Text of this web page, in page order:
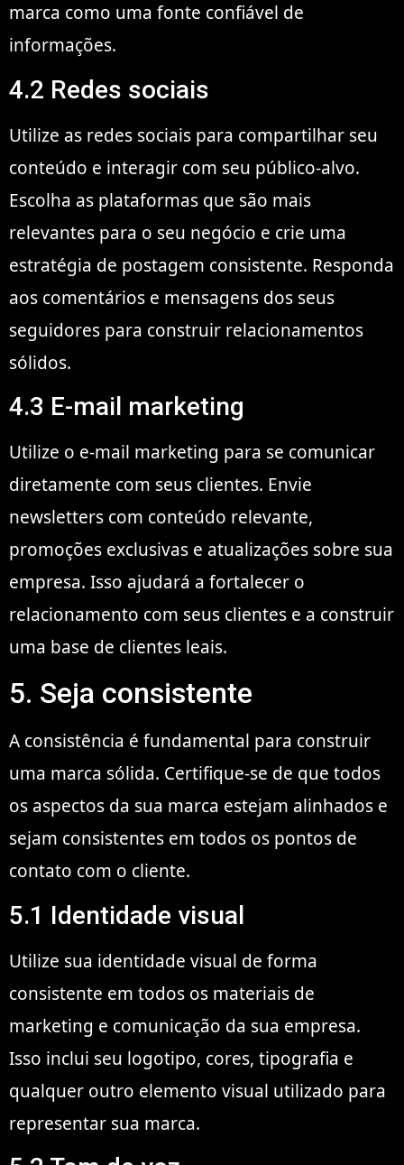
marca como uma fonte confiável de
informações.
4.2 Redes sociais
Utilize as redes sociais para compartilhar seu
conteúdo e interagir com seu público-alvo.
Escolha as plataformas que são mais
relevantes para o seu negócio e crie uma
estratégia de postagem consistente. Responda
aos comentários e mensagens dos seus
seguidores para construir relacionamentos
sólidos.
4.3 E-mail marketing
Utilize o e-mail marketing para se comunicar
diretamente com seus clientes. Envie
newsletters com conteúdo relevante,
promoções exclusivas e atualizações sobre sua
empresa. Isso ajudará a fortalecer o
relacionamento com seus clientes e a construir
uma base de clientes leais.
5. Seja consistente
A consistência é fundamental para construir
uma marca sólida. Certifique-se de que todos
os aspectos da sua marca estejam alinhados e
sejam consistentes em todos os pontos de
contato com o cliente.
5.1 Identidade visual
Utilize sua identidade visual de forma
consistente em todos os materiais de
marketing e comunicação da sua empresa.
Isso inclui seu logotipo, cores, tipografia e
qualquer outro elemento visual utilizado para
representar sua marca.